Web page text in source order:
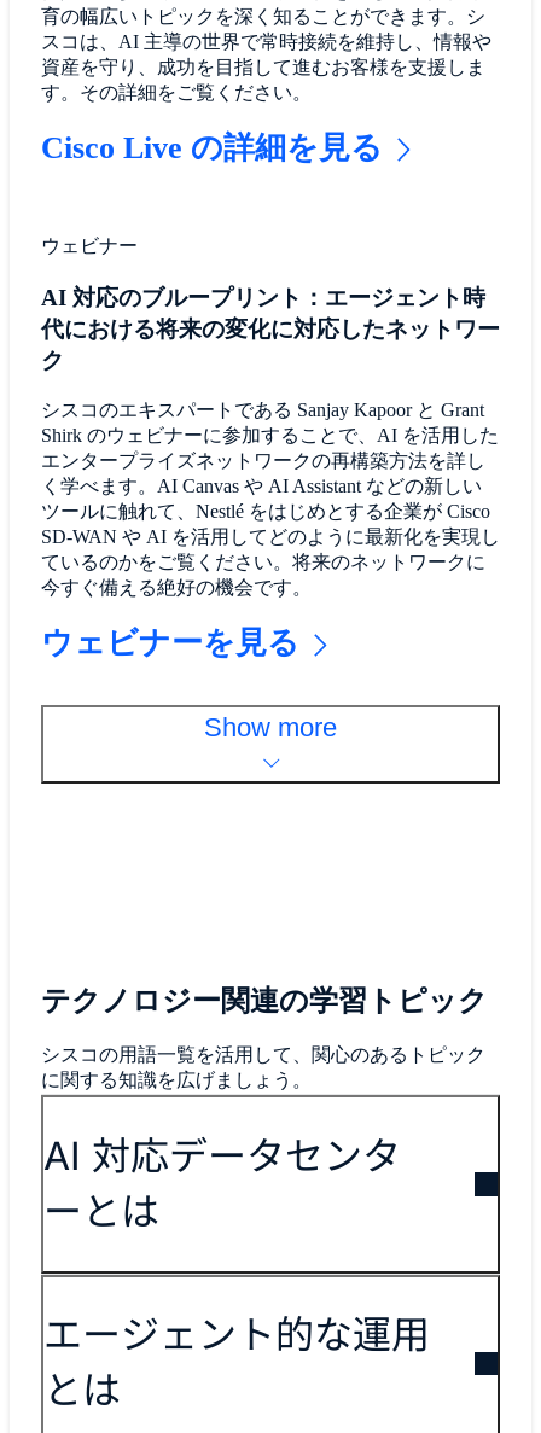
育の幅広いトピックを深く知ることができます。シ
スコは、AI 主導の世界で常時接続を維持し、情報や
資産を守り、成功を目指して進むお客様を支援しま
す。その詳細をご覧ください。
Cisco Live の詳細を見る
ウェビナー
AI 対応のブループリント：エージェント時
代における将来の変化に対応したネットワー
ク
シスコのエキスパートである Sanjay Kapoor と Grant
Shirk のウェビナーに参加することで、AI を活用した
エンタープライズネットワークの再構築方法を詳し
く学べます。AI Canvas や AI Assistant などの新しい
ツールに触れて、Nestlé をはじめとする企業が Cisco
SD-WAN や AI を活用してどのように最新化を実現し
ているのかをご覧ください。将来のネットワークに
今すぐ備える絶好の機会です。
ウェビナーを見る
Show more
テクノロジー関連の学習トピック
シスコの用語一覧を活用して、関心のあるトピック
に関する知識を広げましょう。
AI 対応データセンタ
ーとは
エージェント的な運用
とは